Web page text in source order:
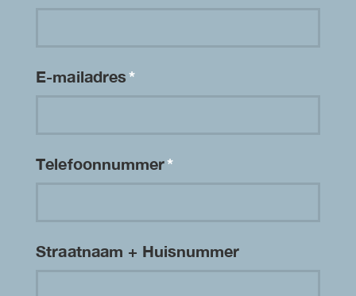
E-mailadres*
Telefoonnummer*
Straatnaam + Huisnummer